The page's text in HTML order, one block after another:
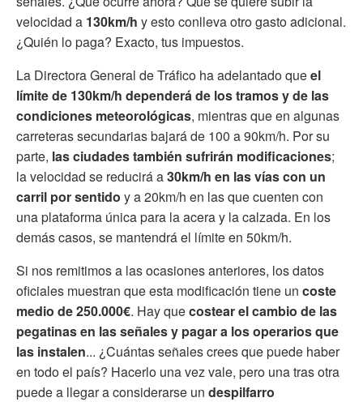
velocidad a 130km/h y esto conlleva otro gasto adicional.
¿Quién lo paga? Exacto, tus impuestos.
La Directora General de Tráfico ha adelantado queel
límite de 130km/h dependerá de los tramos y de las
condiciones meteorológicas, mientras que en algunas
carreteras secundarias bajará de 100 a 90km/h. Por su
parte, las ciudades también sufrirán modificaciones;
la velocidad se reducirá a30km/h en las vías con un
carril por sentido y a 20km/h en las que cuenten con
una plataforma única para la acera y la calzada. En los
demás casos, se mantendrá el límite en 50km/h.
Si nos remitimos a las ocasiones anteriores, los datos
oficiales muestran que esta modificación tiene un coste
medio de 250.000€. Hay quecostear el cambio de las
pegatinas en las señales y pagar a los operarios que
las instalen... ¿Cuántas señales crees que puede haber
en todo el país? Hacerlo una vez vale, pero una tras otra
puede a llegar a considerarse un despilfarro